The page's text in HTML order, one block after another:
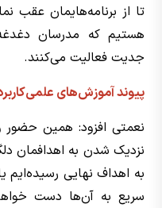
تا از برنامه‌هایمان عقب
هستیم که مدرسان
جدیت فعالیت می‌کنند.
پیوند آموزش‌های
نعمتی افزود: همین
نزدیک شدن به اهدافمان
به اهداف نهایی رسیده‌ایم
سریع به آن‌ها دست